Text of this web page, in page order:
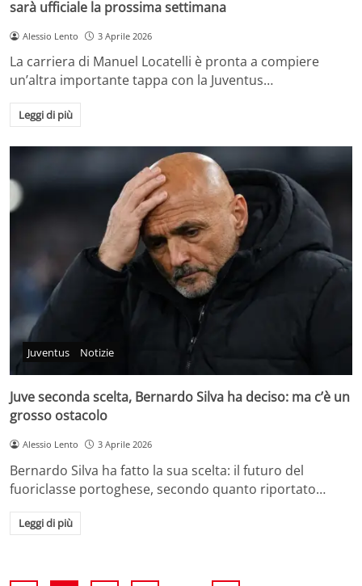
sarà ufficiale la prossima settimana
Alessio Lento 3 Aprile 2026
La carriera di Manuel Locatelli è pronta a compiere
un’altra importante tappa con la Juventus…
Leggi di più
Juventus Notizie
Juve seconda scelta, Bernardo Silva ha deciso: ma c’è un
grosso ostacolo
Alessio Lento 3 Aprile 2026
Bernardo Silva ha fatto la sua scelta: il futuro del
fuoriclasse portoghese, secondo quanto riportato…
Leggi di più